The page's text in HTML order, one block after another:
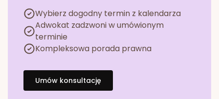
Wybierz dogodny termin z kalendarza
Adwokat zadzwoni w umówionym
terminie
Kompleksowa porada prawna
Umów konsultację